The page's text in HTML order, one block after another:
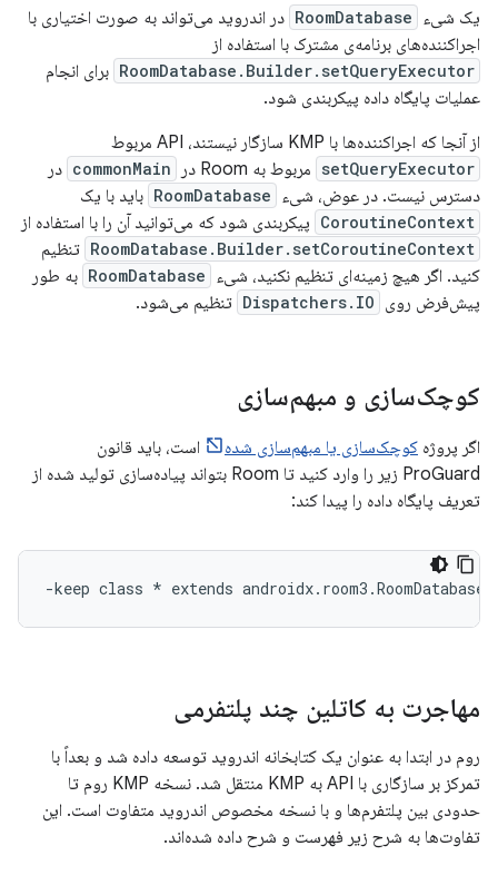
یک شیء RoomDatabase در اندروید می‌تواند به صورت اختیاری با
اجراکننده‌های برنامه‌ی مشترک با استفاده از
RoomDatabase.Builder.setQueryExecutor برای انجام
عملیات پایگاه داده پیکربندی شود.
از آنجا که اجراکننده‌ها با KMP سازگار نیستند، API مربوط
setQueryExecutor مربوط به Room در commonMain در
دسترس نیست. در عوض، شیء RoomDatabase باید با یک
CoroutineContext پیکربندی شود که می‌توانید آن را با استفاده از
RoomDatabase.Builder.setCoroutineContext تنظیم
کنید. اگر هیچ زمینه‌ای تنظیم نکنید، شیء RoomDatabase به طور
پیش‌فرض روی Dispatchers.IO تنظیم می‌شود.
کوچک‌سازی و مبهم‌سازی
اگر پروژه کوچک‌سازی یا مبهم‌سازی شده
است، باید قانون
ProGuard زیر را وارد کنید تا Room بتواند پیاده‌سازی تولید شده از
تعریف پایگاه داده را پیدا کند:
مهاجرت به کاتلین چند پلتفرمی
روم در ابتدا به عنوان یک کتابخانه اندروید توسعه داده شد و بعداً با
تمرکز بر سازگاری با API به KMP منتقل شد. نسخه KMP روم تا
حدودی بین پلتفرم‌ها و با نسخه مخصوص اندروید متفاوت است. این
تفاوت‌ها به شرح زیر فهرست و شرح داده شده‌اند.